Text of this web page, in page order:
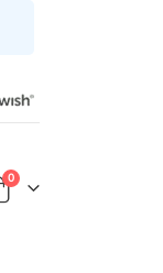
0Produkter